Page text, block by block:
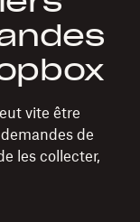
vite être
de
les collecter,